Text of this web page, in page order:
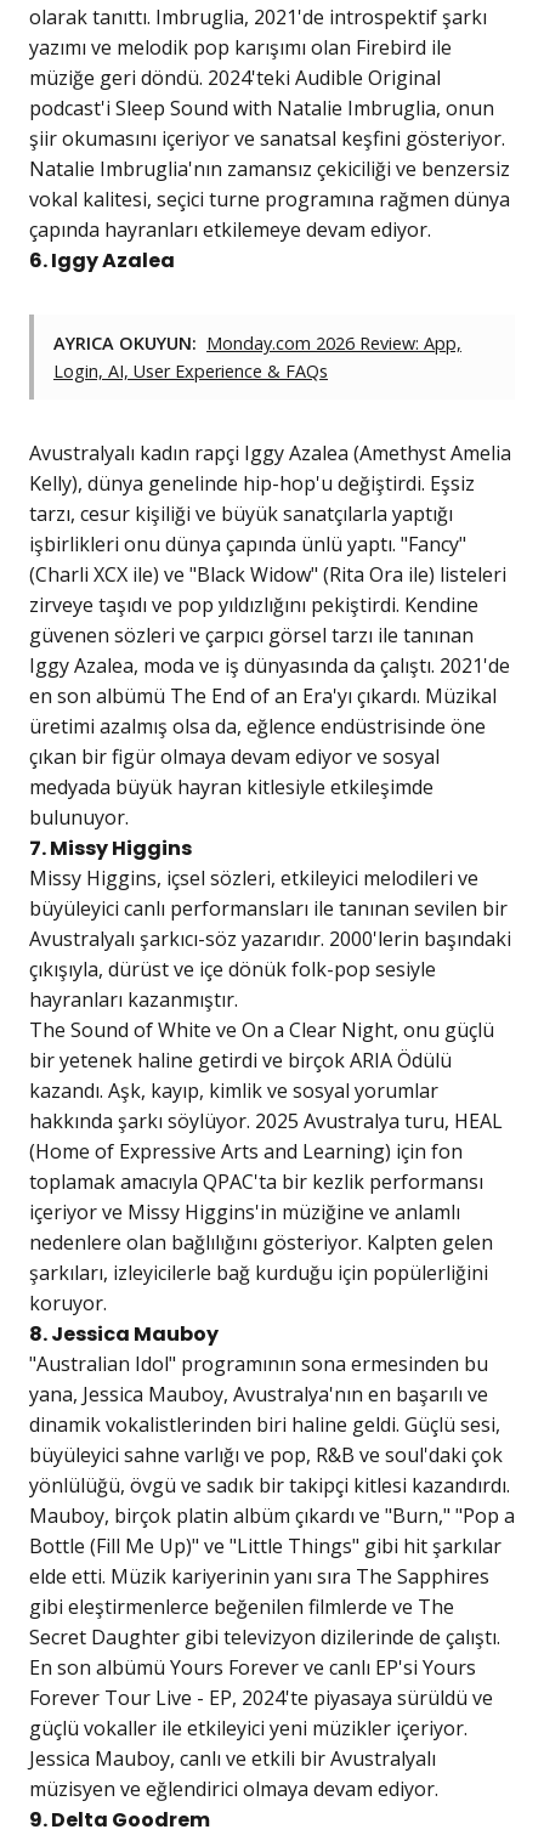
olarak tanıttı. Imbruglia, 2021'de introspektif şarkı
yazımı ve melodik pop karışımı olan Firebird ile
müziğe geri döndü. 2024'teki Audible Original
podcast'i Sleep Sound with Natalie Imbruglia, onun
şiir okumasını içeriyor ve sanatsal keşfini gösteriyor.
Natalie Imbruglia'nın zamansız çekiciliği ve benzersiz
vokal kalitesi, seçici turne programına rağmen dünya
çapında hayranları etkilemeye devam ediyor.
6. Iggy Azalea
AYRICA OKUYUN: Monday.com 2026 Review: App,
Login, AI, User Experience & FAQs
Avustralyalı kadın rapçi Iggy Azalea (Amethyst Amelia
Kelly), dünya genelinde hip-hop'u değiştirdi. Eşsiz
tarzı, cesur kişiliği ve büyük sanatçılarla yaptığı
işbirlikleri onu dünya çapında ünlü yaptı. "Fancy"
(Charli XCX ile) ve "Black Widow" (Rita Ora ile) listeleri
zirveye taşıdı ve pop yıldızlığını pekiştirdi. Kendine
güvenen sözleri ve çarpıcı görsel tarzı ile tanınan
Iggy Azalea, moda ve iş dünyasında da çalıştı. 2021'de
en son albümü The End of an Era'yı çıkardı. Müzikal
üretimi azalmış olsa da, eğlence endüstrisinde öne
çıkan bir figür olmaya devam ediyor ve sosyal
medyada büyük hayran kitlesiyle etkileşimde
bulunuyor.
7. Missy Higgins
Missy Higgins, içsel sözleri, etkileyici melodileri ve
büyüleyici canlı performansları ile tanınan sevilen bir
Avustralyalı şarkıcı-söz yazarıdır. 2000'lerin başındaki
çıkışıyla, dürüst ve içe dönük folk-pop sesiyle
hayranları kazanmıştır.
The Sound of White ve On a Clear Night, onu güçlü
bir yetenek haline getirdi ve birçok ARIA Ödülü
kazandı. Aşk, kayıp, kimlik ve sosyal yorumlar
hakkında şarkı söylüyor. 2025 Avustralya turu, HEAL
(Home of Expressive Arts and Learning) için fon
toplamak amacıyla QPAC'ta bir kezlik performansı
içeriyor ve Missy Higgins'in müziğine ve anlamlı
nedenlere olan bağlılığını gösteriyor. Kalpten gelen
şarkıları, izleyicilerle bağ kurduğu için popülerliğini
koruyor.
8. Jessica Mauboy
"Australian Idol" programının sona ermesinden bu
yana, Jessica Mauboy, Avustralya'nın en başarılı ve
dinamik vokalistlerinden biri haline geldi. Güçlü sesi,
büyüleyici sahne varlığı ve pop, R&B ve soul'daki çok
yönlülüğü, övgü ve sadık bir takipçi kitlesi kazandırdı.
Mauboy, birçok platin albüm çıkardı ve "Burn," "Pop a
Bottle (Fill Me Up)" ve "Little Things" gibi hit şarkılar
elde etti. Müzik kariyerinin yanı sıra The Sapphires
gibi eleştirmenlerce beğenilen filmlerde ve The
Secret Daughter gibi televizyon dizilerinde de çalıştı.
En son albümü Yours Forever ve canlı EP'si Yours
Forever Tour Live - EP, 2024'te piyasaya sürüldü ve
güçlü vokaller ile etkileyici yeni müzikler içeriyor.
Jessica Mauboy, canlı ve etkili bir Avustralyalı
müzisyen ve eğlendirici olmaya devam ediyor.
9. Delta Goodrem